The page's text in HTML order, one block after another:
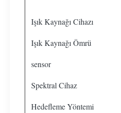
Işık Kaynağı Cihazı
Işık Kaynağı Ömrü
sensor
Spektral Cihaz
Hedefleme Yöntemi